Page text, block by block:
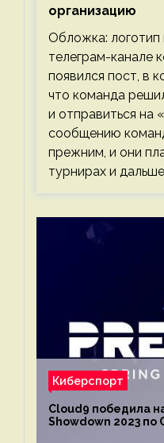
организацию
Обложка: логотип
телеграм-канале
появился пост, в
что команда
и отправиться на
сообщению
прежним, и они
турнирах и
Киберспорт
Cloud9 победила
Showdown 2023 по